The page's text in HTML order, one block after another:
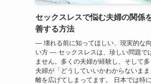
セックスレスで悩む夫婦の関係
善する方法
― 壊れる前に知ってほしい、現実的な
い方 ― セックスレスは、珍しい問題で
ません。多くの夫婦が経験し、そして
夫婦が「どうしていいかわからないま
離を広げてしまってます。 日本では特